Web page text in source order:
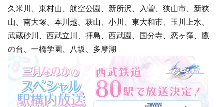
久米川、東村山、航空公園、新所沢、入曽、狭山市、新狭
山、南大塚、本川越、萩山、小川、東大和市、玉川上水、
武蔵砂川、西武立川、拝島、西武園、国分寺、恋ヶ窪、鷹
の台、一橋学園、八坂、多摩湖